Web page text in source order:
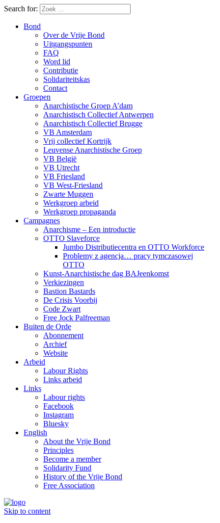
Search for:
Bond
Over de Vrije Bond
Uitgangspunten
FAQ
Word lid
Contributie
Solidariteitskas
Contact
Groepen
Anarchistische Groep A’dam
Anarchistisch Collectief Antwerpen
Anarchistisch Collectief Brugge
VB Amsterdam
Vrij collectief Kortrijk
Leuvense Anarchistische Groep
VB België
VB Utrecht
VB Friesland
VB West-Friesland
Zwarte Muggen
Werkgroep arbeid
Werkgroep propaganda
Campagnes
Anarchisme – Een introductie
OTTO Slaveforce
Jumbo Distributiecentra en OTTO Workforce
Problemy z agencja… pracy tymczasowej
OTTO
Kunst-Anarchistische dag BAJeenkomst
Verkiezingen
Bastion Bastards
De Crisis Voorbij
Code Zwart
Free Jock Palfreeman
Buiten de Orde
Abonnement
Archief
Website
Arbeid
Labour Rights
Links arbeid
Links
Labour rights
Facebook
Instagram
Bluesky
English
About the Vrije Bond
Principles
Become a member
Solidarity Fund
History of the Vrije Bond
Free Association
Skip to content